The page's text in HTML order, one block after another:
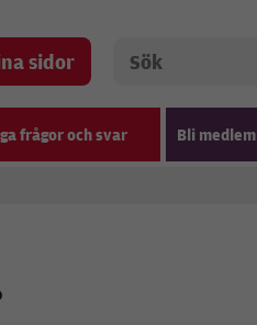
sidor
frågor och svar Bli medlem